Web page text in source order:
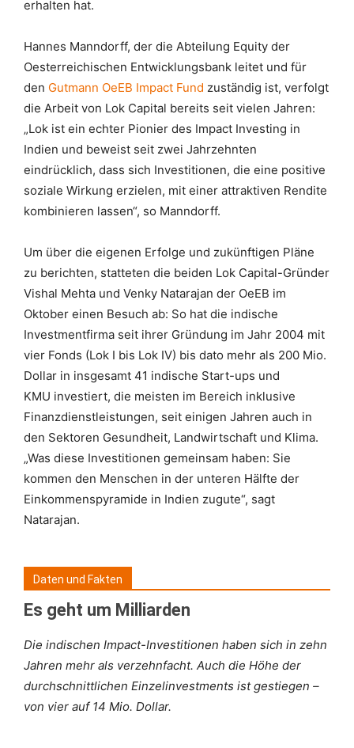
erhalten hat.
Hannes Manndorff, der die Abteilung Equity der
Oesterreichischen Entwicklungsbank leitet und für
den Gutmann OeEB Impact Fund zuständig ist, verfolgt
die Arbeit von Lok Capital bereits seit vielen Jahren:
„Lok ist ein echter Pionier des Impact Investing in
Indien und beweist seit zwei Jahrzehnten
eindrücklich, dass sich Investitionen, die eine positive
soziale Wirkung erzielen, mit einer attraktiven Rendite
kombinieren lassen“, so Manndorff.
Um über die eigenen Erfolge und zukünftigen Pläne
zu berichten, statteten die beiden Lok Capital-Gründer
Vishal Mehta und Venky Natarajan der OeEB im
Oktober einen Besuch ab: So hat die indische
Investmentfirma seit ihrer Gründung im Jahr 2004 mit
vier Fonds (Lok I bis Lok IV) bis dato mehr als 200 Mio.
Dollar in insgesamt 41 indische Start-ups und
KMU investiert, die meisten im Bereich inklusive
Finanzdienstleistungen, seit einigen Jahren auch in
den Sektoren Gesundheit, Landwirtschaft und Klima.
„Was diese Investitionen gemeinsam haben: Sie
kommen den Menschen in der unteren Hälfte der
Einkommenspyramide in Indien zugute“, sagt
Natarajan.
Daten und Fakten
Es geht um Milliarden
Die indischen Impact-Investitionen haben sich in zehn
Jahren mehr als verzehnfacht. Auch die Höhe der
durchschnittlichen Einzelinvestments ist gestiegen –
von vier auf 14 Mio. Dollar.